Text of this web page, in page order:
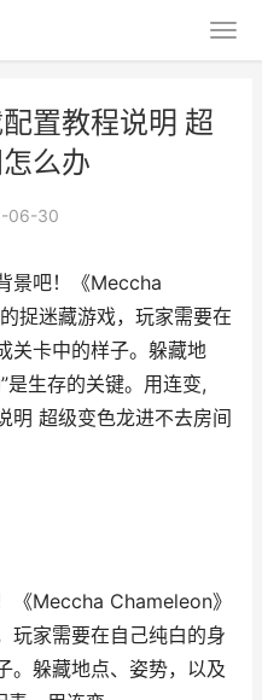
置教程说明 超
么办
06-30
景吧！《Meccha
捉迷藏游戏，玩家需要在
关卡中的样子。躲藏地
是生存的关键。用连变,
明 超级变色龙进不去房间
《Meccha Chameleon》
玩家需要在自己纯白的身
。躲藏地点、姿势，以及